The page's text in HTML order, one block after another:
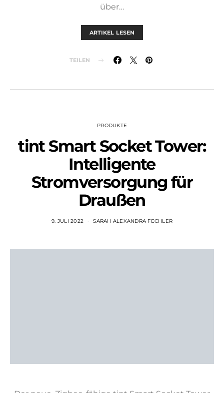
über…
ARTIKEL LESEN
TEILEN
PRODUKTE
tint Smart Socket Tower:
Intelligente
Stromversorgung für
Draußen
9. JULI 2022 SARAH ALEXANDRA FECHLER